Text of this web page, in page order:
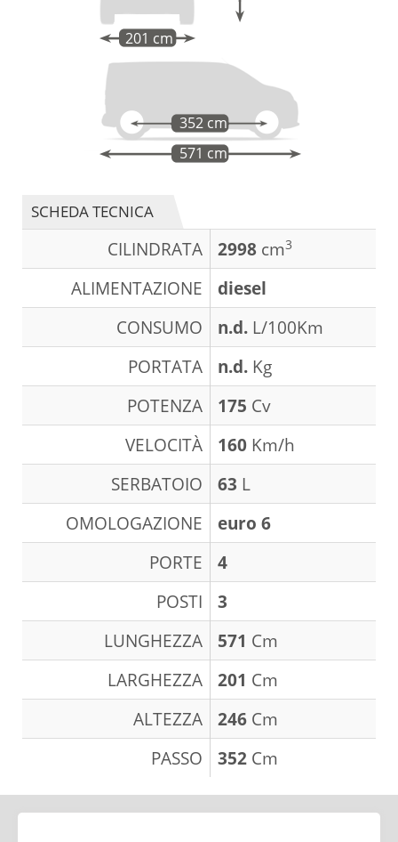
201 cm
571 cm
352 cm
SCHEDA TECNICA
CILINDRATA 2998 cm3
ALIMENTAZIONE
diesel
CONSUMO
n.d. L/100Km
PORTATA
n.d. Kg
POTENZA
175 Cv
VELOCITÀ
160 Km/h
SERBATOIO
63 L
OMOLOGAZIONE
euro 6
PORTE
4
POSTI
3
LUNGHEZZA
571 Cm
LARGHEZZA
201 Cm
ALTEZZA
246 Cm
PASSO
352 Cm